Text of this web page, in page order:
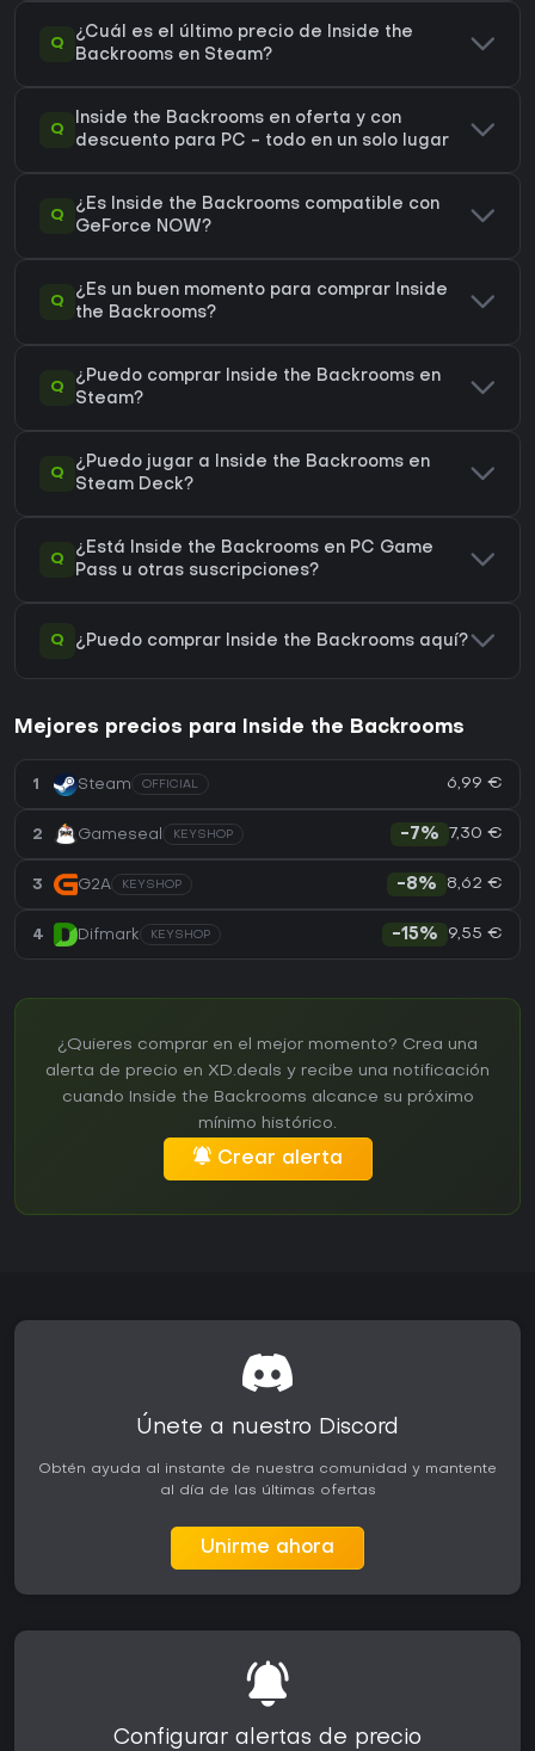
Q
¿Cuál es el último precio de Inside the
Backrooms en Steam?
Q
Inside the Backrooms en oferta y con
descuento para PC - todo en un solo lugar
Q
¿Es Inside the Backrooms compatible con
GeForce NOW?
Q
¿Es un buen momento para comprar Inside
the Backrooms?
Q
¿Puedo comprar Inside the Backrooms en
Steam?
Q
¿Puedo jugar a Inside the Backrooms en
Steam Deck?
Q
¿Está Inside the Backrooms en PC Game
Pass u otras suscripciones?
Q ¿Puedo comprar Inside the Backrooms aquí?
Mejores precios para Inside the Backrooms
1 Steam OFFICIAL 6,99 €
2 Gameseal KEYSHOP -7% 7,30 €
3 G2A KEYSHOP -8% 8,62 €
4 Difmark KEYSHOP -15% 9,55 €
¿Quieres comprar en el mejor momento? Crea una
alerta de precio en XD.deals y recibe una notificación
cuando Inside the Backrooms alcance su próximo
mínimo histórico.
Crear alerta
Únete a nuestro Discord
Obtén ayuda al instante de nuestra comunidad y mantente
al día de las últimas ofertas
Unirme ahora
Configurar alertas de precio